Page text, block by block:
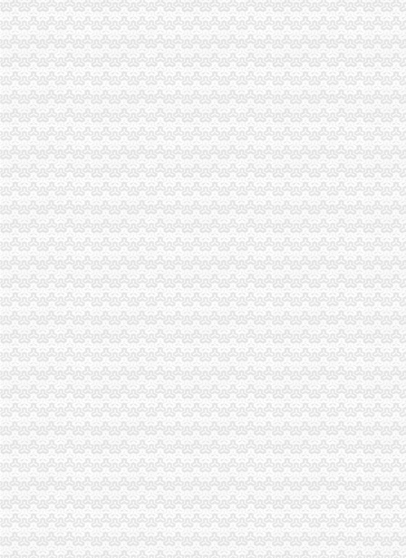
工商动态
沙坪坝局抓住“五个关键”0元注册公司流程推动重点工作全面开展
江津局“两手抓”一元注册公司流程积构建食品安全监管长效机制
云局1元注册公司五措并举促农村经纪人健康发展
永川局0元注册公司流程化合同帮扶制度支持涉农企业发展
渝中“12315”一元注册公司巡查车再添便民服务新功能
沙坪坝局免费注册公司部分工商所上门验照贴花 促进监管服务两统一
永川局0元注册公司实施四项工程提升工商服务质量有实效
沙坪坝局以四型模范为指针造“四型”0元注册公司领导班子
双桥局重庆0元注册公司采取有效措施认真贯彻十七届三中全会精
巫溪局五步推进“依法行政、文明执法、树立形象”免费注册公司专项教育培训工
忠县局一元注册公司流程乌杨所设立食品咨询投诉点到企业
市重庆免费注册公司局副巡视员高印平到高新区局检查指导工作
铜梁局化保障开展乳品市一元注册公司流程场清理整有实效
停收“两费”0元注册公司月我市个体新发展数大幅增长
梁平局严把“四关”一元注册公司流程化成品油市场监管
九龙坡局重庆免费注册公司四加确保花博会顺利开幕
荣昌局重庆免费注册公司开展户外广告整见成效
潼南局重庆0元注册公司服务县招商引资工作再添新招
高新园局“四个到位”一元注册公司确保食品安全
垫江局一元注册公司流程造产业培训农村经纪人
免费
qq空间克隆_克隆空间_qq背景墙图片大全_qq克隆空间免费下载
国家标准查询-国家标准下载-国标下载-免费标准下载网-标准吧
免费公司
苏州街3号大恒科技大厦免费公司注册【今日推荐网-北京工商/税务/财
【成都MFG创客联邦】创业免费体验季/免费公司注册
免费注册
0元免费注册公司,代理记账99元起。-南宁58同城